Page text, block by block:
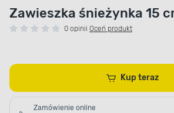
Zawieszka śnieżynka 15
0 opinii Oceń produkt
Kup teraz
Zamówienie online